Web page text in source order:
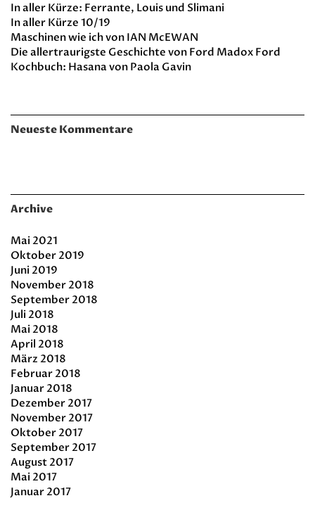
In aller Kürze: Ferrante, Louis und Slimani
In aller Kürze 10/19
Maschinen wie ich von IAN McEWAN
Die allertraurigste Geschichte von Ford Madox Ford
Kochbuch: Hasana von Paola Gavin
Neueste Kommentare
Archive
Mai 2021
Oktober 2019
Juni 2019
November 2018
September 2018
Juli 2018
Mai 2018
April 2018
März 2018
Februar 2018
Januar 2018
Dezember 2017
November 2017
Oktober 2017
September 2017
August 2017
Mai 2017
Januar 2017